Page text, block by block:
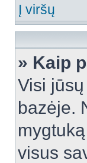
Į viršų
» Kaip
Visi
bazėje.
visus